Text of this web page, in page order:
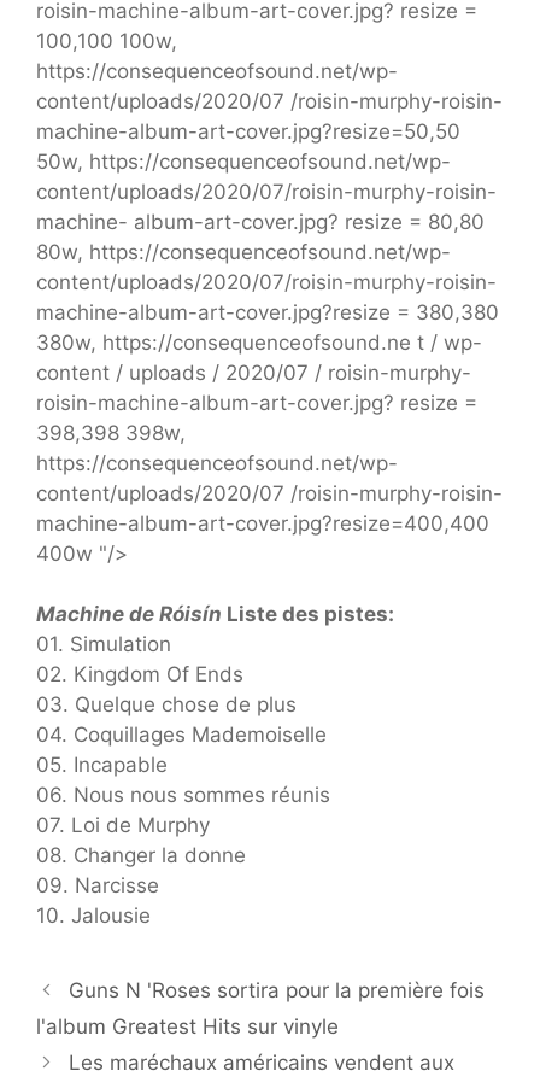
roisin-machine-album-art-cover.jpg? resize =
100,100 100w,
https://consequenceofsound.net/wp-
content/uploads/2020/07 /roisin-murphy-roisin-
machine-album-art-cover.jpg?resize=50,50
50w, https://consequenceofsound.net/wp-
content/uploads/2020/07/roisin-murphy-roisin-
machine- album-art-cover.jpg? resize = 80,80
80w, https://consequenceofsound.net/wp-
content/uploads/2020/07/roisin-murphy-roisin-
machine-album-art-cover.jpg?resize = 380,380
380w, https://consequenceofsound.ne t / wp-
content / uploads / 2020/07 / roisin-murphy-
roisin-machine-album-art-cover.jpg? resize =
398,398 398w,
https://consequenceofsound.net/wp-
content/uploads/2020/07 /roisin-murphy-roisin-
machine-album-art-cover.jpg?resize=400,400
400w "/>
Machine de Róisín Liste des pistes:
01. Simulation
02. Kingdom Of Ends
03. Quelque chose de plus
04. Coquillages Mademoiselle
05. Incapable
06. Nous nous sommes réunis
07. Loi de Murphy
08. Changer la donne
09. Narcisse
10. Jalousie
Guns N 'Roses sortira pour la première fois
l'album Greatest Hits sur vinyle
Les maréchaux américains vendent aux